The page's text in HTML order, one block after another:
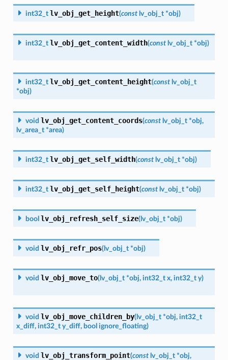
int32_t lv_obj_get_height(const lv_obj_t *obj)
int32_t lv_obj_get_content_width(const lv_obj_t *obj)
int32_t lv_obj_get_content_height(const lv_obj_t
*obj)
void lv_obj_get_content_coords(const lv_obj_t *obj,
lv_area_t *area)
int32_t lv_obj_get_self_width(const lv_obj_t *obj)
int32_t lv_obj_get_self_height(const lv_obj_t *obj)
bool lv_obj_refresh_self_size(lv_obj_t *obj)
void lv_obj_refr_pos(lv_obj_t *obj)
void lv_obj_move_to(lv_obj_t *obj, int32_t x, int32_t y)
void lv_obj_move_children_by(lv_obj_t *obj, int32_t
x_diff, int32_t y_diff, bool ignore_floating)
void lv_obj_transform_point(const lv_obj_t *obj,